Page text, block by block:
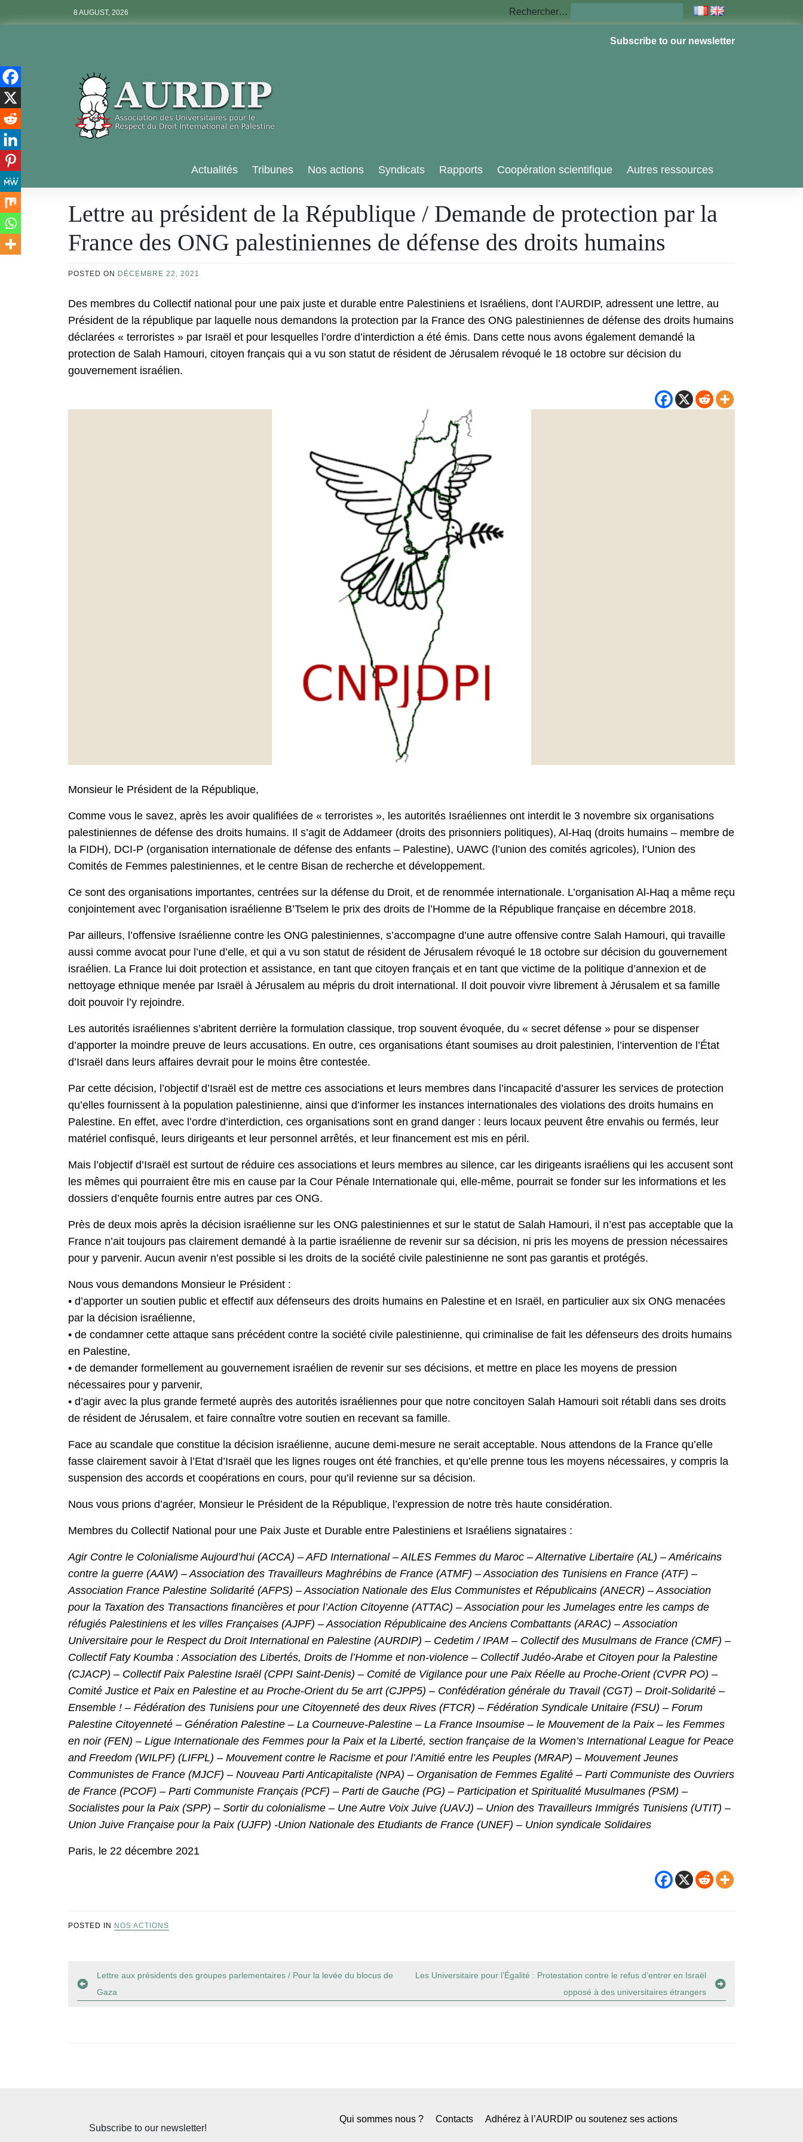
8 AUGUST, 2026 Rechercher…
Subscribe to our newsletter
Aurdip
Actualités Tribunes Nos actions Syndicats Rapports Coopération scientifique Autres ressources
Lettre au président de la République / Demande de protection par la
France des ONG palestiniennes de défense des droits humains
POSTED ON DÉCEMBRE 22, 2021
Des membres du Collectif national pour une paix juste et durable entre Palestiniens et Israéliens, dont l’AURDIP, adressent une lettre, au
Président de la république par laquelle nous demandons la protection par la France des ONG palestiniennes de défense des droits humains
déclarées « terroristes » par Israël et pour lesquelles l’ordre d’interdiction a été émis. Dans cette nous avons également demandé la
protection de Salah Hamouri, citoyen français qui a vu son statut de résident de Jérusalem révoqué le 18 octobre sur décision du
gouvernement israélien.
Monsieur le Président de la République,
Comme vous le savez, après les avoir qualifiées de « terroristes », les autorités Israéliennes ont interdit le 3 novembre six organisations
palestiniennes de défense des droits humains. Il s’agit de Addameer (droits des prisonniers politiques), Al-Haq (droits humains – membre de
la FIDH), DCI-P (organisation internationale de défense des enfants – Palestine), UAWC (l’union des comités agricoles), l’Union des
Comités de Femmes palestiniennes, et le centre Bisan de recherche et développement.
Ce sont des organisations importantes, centrées sur la défense du Droit, et de renommée internationale. L’organisation Al-Haq a même reçu
conjointement avec l’organisation israélienne B’Tselem le prix des droits de l’Homme de la République française en décembre 2018.
Par ailleurs, l’offensive Israélienne contre les ONG palestiniennes, s’accompagne d’une autre offensive contre Salah Hamouri, qui travaille
aussi comme avocat pour l’une d’elle, et qui a vu son statut de résident de Jérusalem révoqué le 18 octobre sur décision du gouvernement
israélien. La France lui doit protection et assistance, en tant que citoyen français et en tant que victime de la politique d’annexion et de
nettoyage ethnique menée par Israël à Jérusalem au mépris du droit international. Il doit pouvoir vivre librement à Jérusalem et sa famille
doit pouvoir l’y rejoindre.
Les autorités israéliennes s’abritent derrière la formulation classique, trop souvent évoquée, du « secret défense » pour se dispenser
d’apporter la moindre preuve de leurs accusations. En outre, ces organisations étant soumises au droit palestinien, l’intervention de l’État
d’Israël dans leurs affaires devrait pour le moins être contestée.
Par cette décision, l’objectif d’Israël est de mettre ces associations et leurs membres dans l’incapacité d’assurer les services de protection
qu’elles fournissent à la population palestinienne, ainsi que d’informer les instances internationales des violations des droits humains en
Palestine. En effet, avec l’ordre d’interdiction, ces organisations sont en grand danger : leurs locaux peuvent être envahis ou fermés, leur
matériel confisqué, leurs dirigeants et leur personnel arrêtés, et leur financement est mis en péril.
Mais l’objectif d’Israël est surtout de réduire ces associations et leurs membres au silence, car les dirigeants israéliens qui les accusent sont
les mêmes qui pourraient être mis en cause par la Cour Pénale Internationale qui, elle-même, pourrait se fonder sur les informations et les
dossiers d’enquête fournis entre autres par ces ONG.
Près de deux mois après la décision israélienne sur les ONG palestiniennes et sur le statut de Salah Hamouri, il n’est pas acceptable que la
France n’ait toujours pas clairement demandé à la partie israélienne de revenir sur sa décision, ni pris les moyens de pression nécessaires
pour y parvenir. Aucun avenir n’est possible si les droits de la société civile palestinienne ne sont pas garantis et protégés.
Nous vous demandons Monsieur le Président :
• d’apporter un soutien public et effectif aux défenseurs des droits humains en Palestine et en Israël, en particulier aux six ONG menacées
par la décision israélienne,
• de condamner cette attaque sans précédent contre la société civile palestinienne, qui criminalise de fait les défenseurs des droits humains
en Palestine,
• de demander formellement au gouvernement israélien de revenir sur ses décisions, et mettre en place les moyens de pression
nécessaires pour y parvenir,
• d’agir avec la plus grande fermeté auprès des autorités israéliennes pour que notre concitoyen Salah Hamouri soit rétabli dans ses droits
de résident de Jérusalem, et faire connaître votre soutien en recevant sa famille.
Face au scandale que constitue la décision israélienne, aucune demi-mesure ne serait acceptable. Nous attendons de la France qu’elle
fasse clairement savoir à l’Etat d’Israël que les lignes rouges ont été franchies, et qu’elle prenne tous les moyens nécessaires, y compris la
suspension des accords et coopérations en cours, pour qu’il revienne sur sa décision.
Nous vous prions d’agréer, Monsieur le Président de la République, l’expression de notre très haute considération.
Membres du Collectif National pour une Paix Juste et Durable entre Palestiniens et Israéliens signataires :
Agir Contre le Colonialisme Aujourd’hui (ACCA) – AFD International – AILES Femmes du Maroc – Alternative Libertaire (AL) – Américains
contre la guerre (AAW) – Association des Travailleurs Maghrébins de France (ATMF) – Association des Tunisiens en France (ATF) –
Association France Palestine Solidarité (AFPS) – Association Nationale des Elus Communistes et Républicains (ANECR) – Association
pour la Taxation des Transactions financières et pour l’Action Citoyenne (ATTAC) – Association pour les Jumelages entre les camps de
réfugiés Palestiniens et les villes Françaises (AJPF) – Association Républicaine des Anciens Combattants (ARAC) – Association
Universitaire pour le Respect du Droit International en Palestine (AURDIP) – Cedetim / IPAM – Collectif des Musulmans de France (CMF) –
Collectif Faty Koumba : Association des Libertés, Droits de l’Homme et non-violence – Collectif Judéo-Arabe et Citoyen pour la Palestine
(CJACP) – Collectif Paix Palestine Israël (CPPI Saint-Denis) – Comité de Vigilance pour une Paix Réelle au Proche-Orient (CVPR PO) –
Comité Justice et Paix en Palestine et au Proche-Orient du 5e arrt (CJPP5) – Confédération générale du Travail (CGT) – Droit-Solidarité –
Ensemble ! – Fédération des Tunisiens pour une Citoyenneté des deux Rives (FTCR) – Fédération Syndicale Unitaire (FSU) – Forum
Palestine Citoyenneté – Génération Palestine – La Courneuve-Palestine – La France Insoumise – le Mouvement de la Paix – les Femmes
en noir (FEN) – Ligue Internationale des Femmes pour la Paix et la Liberté, section française de la Women’s International League for Peace
and Freedom (WILPF) (LIFPL) – Mouvement contre le Racisme et pour l’Amitié entre les Peuples (MRAP) – Mouvement Jeunes
Communistes de France (MJCF) – Nouveau Parti Anticapitaliste (NPA) – Organisation de Femmes Egalité – Parti Communiste des Ouvriers
de France (PCOF) – Parti Communiste Français (PCF) – Parti de Gauche (PG) – Participation et Spiritualité Musulmanes (PSM) –
Socialistes pour la Paix (SPP) – Sortir du colonialisme – Une Autre Voix Juive (UAVJ) – Union des Travailleurs Immigrés Tunisiens (UTIT) –
Union Juive Française pour la Paix (UJFP) -Union Nationale des Etudiants de France (UNEF) – Union syndicale Solidaires
Paris, le 22 décembre 2021
POSTED IN NOS ACTIONS
Navigation
de
Lettre aux présidents des groupes parlementaires / Pour la levée du blocus de
Gaza
Les Universitaire pour l’Égalité : Protestation contre le refus d’entrer en Israël
opposé à des universitaires étrangers
Subscribe to our newsletter!
Qui sommes nous ? Contacts Adhérez à l’AURDIP ou soutenez ses actions